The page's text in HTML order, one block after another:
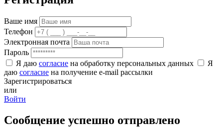
Ваше имя
Телефон
Электронная почта
Пароль
Я даю согласие на обработку персональных данных
Я
даю согласие на получение e-mail рассылки
Зарегистрироваться
или
Войти
Сообщение успешно отправлено